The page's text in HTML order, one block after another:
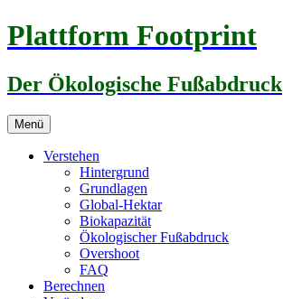
Zum
Inhalt
Plattform Footprint
Der Ökologische Fußabdruck
Menü
Verstehen
Hintergrund
Grundlagen
Global-Hektar
Biokapazität
Ökologischer Fußabdruck
Overshoot
FAQ
Berechnen